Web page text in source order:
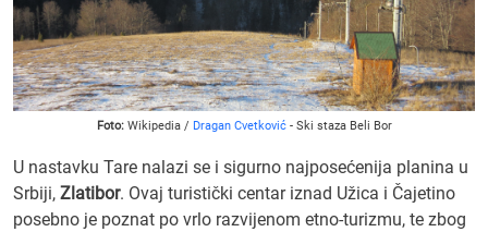
Foto:Wikipedia / Dragan Cvetković - Ski staza Beli Bor
U nastavku Tare nalazi se i sigurno najposećenija planina u
Srbiji, Zlatibor. Ovaj turistički centar iznad Užica i Čajetino
posebno je poznat po vrlo razvijenom etno-turizmu, te zbog